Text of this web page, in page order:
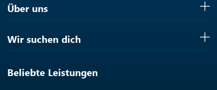
Über uns
Wir suchen dich
Beliebte Leistungen